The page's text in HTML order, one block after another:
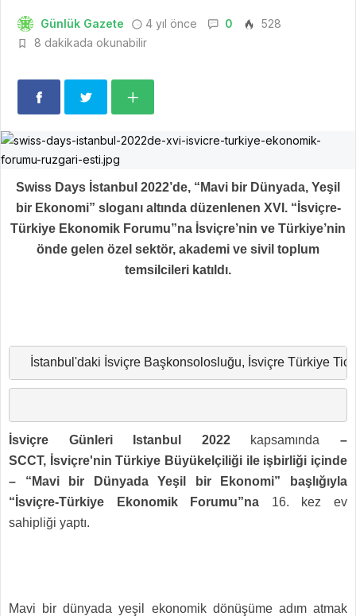
Günlük Gazete 4 yıl önce 0
528
8 dakikada okunabilir
Swiss Days İstanbul 2022’de, “Mavi bir Dünyada, Yeşil
bir Ekonomi” sloganı altında düzenlenen XVI. “İsviçre-
Türkiye Ekonomik Forumu”na İsviçre’nin ve Türkiye’nin
önde gelen özel sektör, akademi ve sivil toplum
temsilcileri katıldı.
İstanbul'daki İsviçre Başkonsolosluğu, İsviçre Türkiye
İsviçre Günleri Istanbul 2022kapsamında–
SCCT, İsviçre'nin Türkiye Büyükelçiliği ile işbirliği içinde
– “ Mavi bir Dünyada Yeşil bir Ekonomi” başlığıyla
“İsviçre-Türkiye Ekonomik Forumu”na 16. kez ev
sahipliği yaptı.
Mavi bir dünyada yeşil ekonomik dönüşüme adım atmak